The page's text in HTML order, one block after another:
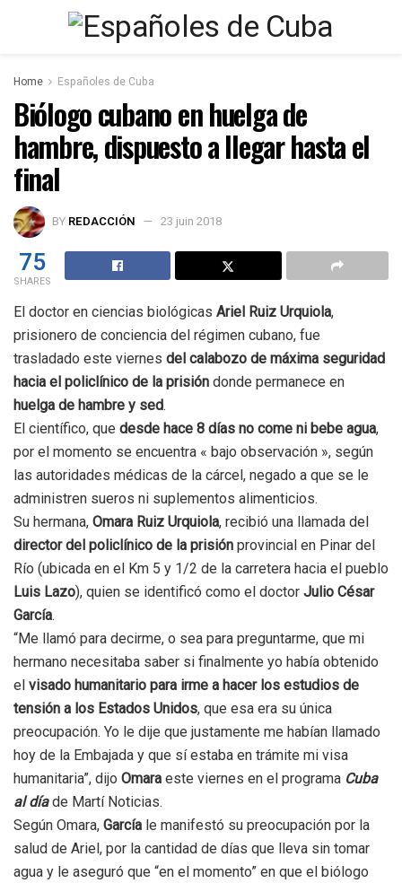
Home Españoles de Cuba
Biólogo cubano en huelga de
hambre, dispuesto a llegar hasta el
final
BY REDACCIÓN 23 juin 2018
75
SHARES
El doctor en ciencias biológicas Ariel Ruiz Urquiola,
prisionero de conciencia del régimen cubano, fue
trasladado este viernes del calabozo de máxima seguridad
hacia el policlínico de la prisión donde permanece en
huelga de hambre y sed.
El científico, que desde hace 8 días no come ni bebe agua,
por el momento se encuentra « bajo observación », según
las autoridades médicas de la cárcel, negado a que se le
administren sueros ni suplementos alimenticios.
Su hermana, Omara Ruiz Urquiola, recibió una llamada del
director del policlínico de la prisión provincial en Pinar del
Río (ubicada en el Km 5 y 1/2 de la carretera hacia el pueblo
Luis Lazo), quien se identificó como el doctor Julio César
García.
“Me llamó para decirme, o sea para preguntarme, que mi
hermano necesitaba saber si finalmente yo había obtenido
el visado humanitario para irme a hacer los estudios de
tensión a los Estados Unidos, que esa era su única
preocupación. Yo le dije que justamente me habían llamado
hoy de la Embajada y que sí estaba en trámite mi visa
humanitaria”, dijo Omara este viernes en el programa Cuba
al díade Martí Noticias.
Según Omara, García le manifestó su preocupación por la
salud de Ariel, por la cantidad de días que lleva sin tomar
agua y le aseguró que “en el momento” en que el biólogo